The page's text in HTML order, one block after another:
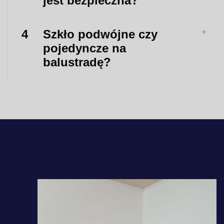
4
Szkło podwójne czy
pojedyncze na
balustradę?